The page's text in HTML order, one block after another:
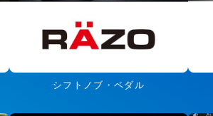
シフトノブ・ペダル